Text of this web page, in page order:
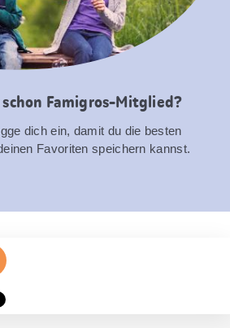
Famigros-Mitglied?
dich ein, damit du die besten
Favoriten speichern kannst.